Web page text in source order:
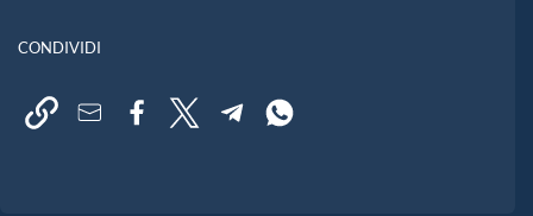
CONDIVIDI